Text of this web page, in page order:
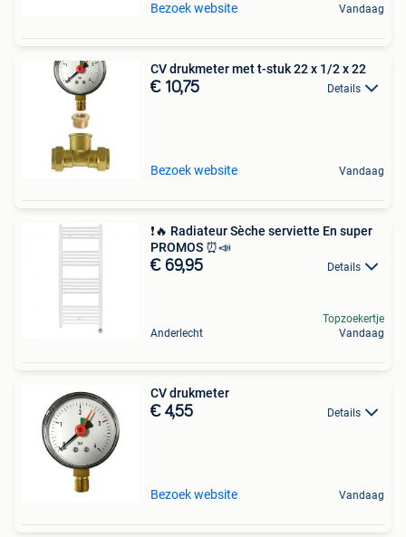
Bezoek website Vandaag
CV drukmeter met t-stuk 22 x 1/2 x 22
€ 10,75 Details
Bezoek website Vandaag
❗️🔥 Radiateur Sèche serviette En super
PROMOS ⏰📣
€ 69,95 Details
Anderlecht
Topzoekertje
Vandaag
CV drukmeter
€ 4,55 Details
Bezoek website Vandaag